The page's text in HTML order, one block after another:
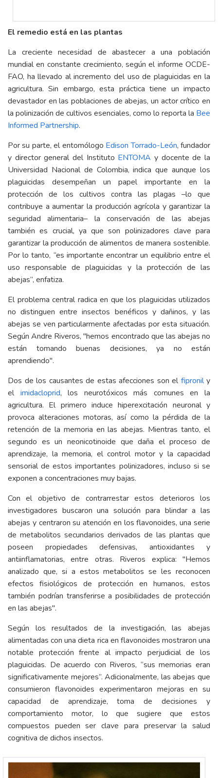
El remedio está en las plantas
La creciente necesidad de abastecer a una población
mundial en constante crecimiento, según el informe OCDE-
FAO, ha llevado al incremento del uso de plaguicidas en la
agricultura. Sin embargo, esta práctica tiene un impacto
devastador en las poblaciones de abejas, un actor crítico en
la polinización de cultivos esenciales, como lo reporta la Bee
Informed Partnership.
Por su parte, el entomólogo Edison Torrado-León, fundador
y director general del Instituto ENTOMA y docente de la
Universidad Nacional de Colombia, indica que aunque los
plaguicidas desempeñan un papel importante en la
protección de los cultivos contra las plagas –lo que
contribuye a aumentar la producción agrícola y garantizar la
seguridad alimentaria– la conservación de las abejas
también es crucial, ya que son polinizadores clave para
garantizar la producción de alimentos de manera sostenible.
Por lo tanto, “es importante encontrar un equilibrio entre el
uso responsable de plaguicidas y la protección de las
abejas”, enfatiza.
El problema central radica en que los plaguicidas utilizados
no distinguen entre insectos benéficos y dañinos, y las
abejas se ven particularmente afectadas por esta situación.
Según Andre Riveros, "hemos encontrado que las abejas no
están tomando buenas decisiones, ya no están
aprendiendo".
Dos de los causantes de estas afecciones son el fipronily
el imidacloprid, los neurotóxicos más comunes en la
agricultura. El primero induce hiperexcitación neuronal y
provoca alteraciones motoras, así como la pérdida de la
retención de la memoria en las abejas. Mientras tanto, el
segundo es un neonicotinoide que daña el proceso de
aprendizaje, la memoria, el control motor y la capacidad
sensorial de estos importantes polinizadores, incluso si se
exponen a concentraciones muy bajas.
Con el objetivo de contrarrestar estos deterioros los
investigadores buscaron una solución para blindar a las
abejas y centraron su atención en los flavonoides, una serie
de metabolitos secundarios derivados de las plantas que
poseen propiedades defensivas, antioxidantes y
antiinflamatorias, entre otras. Riveros explica: "Hemos
analizado que, si a estos metabolitos se les reconocen
efectos fisiológicos de protección en humanos, estos
también podrían transferirse a posibilidades de protección
en las abejas".
Según los resultados de la investigación, las abejas
alimentadas con una dieta rica en flavonoides mostraron una
notable protección frente al impacto perjudicial de los
plaguicidas. De acuerdo con Riveros, “sus memorias eran
significativamente mejores”. Adicionalmente, las abejas que
consumieron flavonoides experimentaron mejoras en su
capacidad de aprendizaje, toma de decisiones y
comportamiento motor, lo que sugiere que estos
compuestos pueden ser clave para preservar la salud
cognitiva de dichos insectos.